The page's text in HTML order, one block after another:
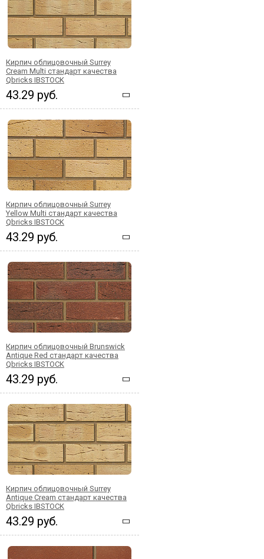
Кирпич облицовочный Surrey
Cream Multi стандарт качества
Qbricks IBSTOCK
43.29 руб.
Кирпич облицовочный Surrey
Yellow Multi стандарт качества
Qbricks IBSTOCK
43.29 руб.
Кирпич облицовочный Brunswick
Antique Red стандарт качества
Qbricks IBSTOCK
43.29 руб.
Кирпич облицовочный Surrey
Antique Cream стандарт качества
Qbricks IBSTOCK
43.29 руб.